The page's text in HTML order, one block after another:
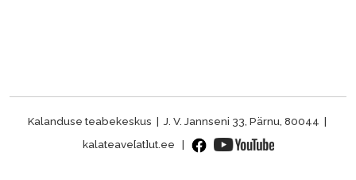
Kalanduse teabekeskus | J. V. Jannseni 33, Pärnu, 80044 |
kalateave[at]ut.ee |